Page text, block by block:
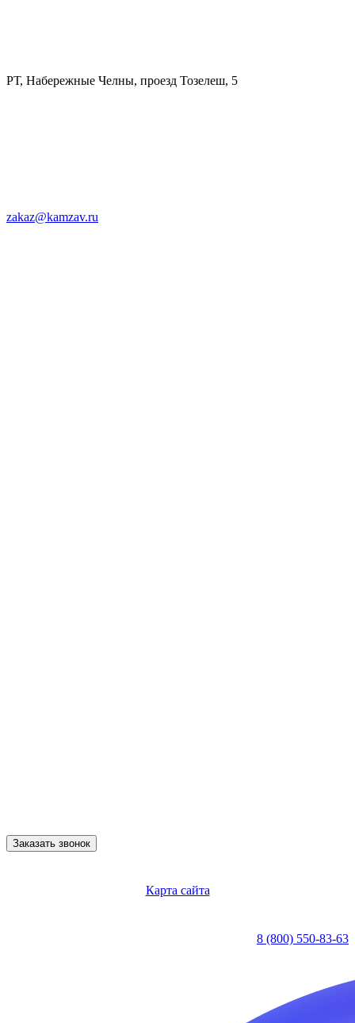
РТ, Набережные Челны, проезд Тозелеш, 5
zakaz@kamzav.ru
Заказать звонок
Карта сайта
8 (800) 550-83-63